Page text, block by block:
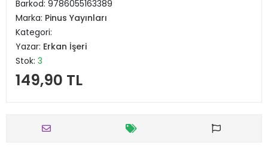
Barkod: 9786055163389
Marka: Pinus Yayınları
Kategori:
Yazar: Erkan İşeri
Stok: 3
149,90 TL